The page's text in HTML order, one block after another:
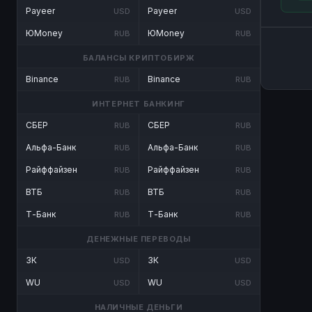
Payeer USD
ЮMoney RUB
Payeer USD
ЮMoney RUB
БАЛАНСЫ КРИПТОБИРЖ
Binance RUB Binance RUB
ИНТЕРНЕТ БАНКИНГ
СБЕР RUB
Альфа-Банк RUB
Райффайзен RUB
ВТБ RUB
Т-Банк RUB
СБЕР RUB
Альфа-Банк RUB
Райффайзен RUB
ВТБ RUB
Т-Банк RUB
ДЕНЕЖНЫЕ ПЕРЕВОДЫ
ЗК USD
WU USD
ЗК USD
WU USD
НАЛИЧНЫЕ ДЕНЬГИ